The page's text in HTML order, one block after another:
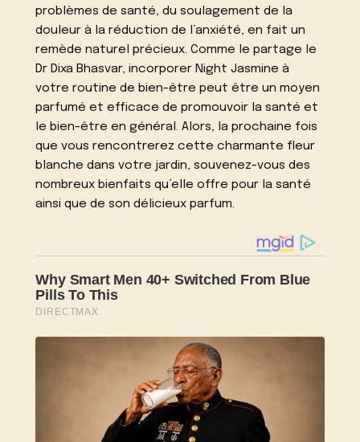
problèmes de santé, du soulagement de la
douleur à la réduction de l’anxiété, en fait un
remède naturel précieux. Comme le partage le
Dr Dixa Bhasvar, incorporer Night Jasmine à
votre routine de bien-être peut être un moyen
parfumé et efficace de promouvoir la santé et
le bien-être en général. Alors, la prochaine fois
que vous rencontrerez cette charmante fleur
blanche dans votre jardin, souvenez-vous des
nombreux bienfaits qu’elle offre pour la santé
ainsi que de son délicieux parfum.